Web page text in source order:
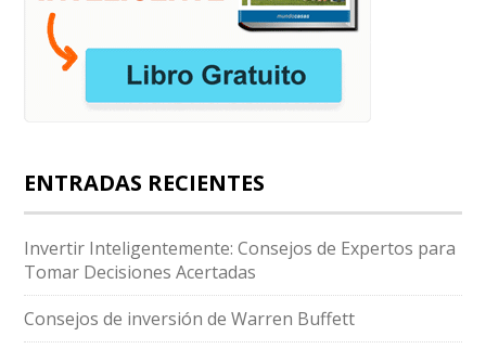
ENTRADAS RECIENTES
Invertir Inteligentemente: Consejos de Expertos para
Tomar Decisiones Acertadas
Consejos de inversión de Warren Buffett